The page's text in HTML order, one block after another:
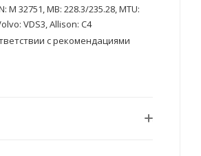
M 32751, MB: 228.3/235.28, MTU:
VDS3, Allison: C4
с рекомендациями